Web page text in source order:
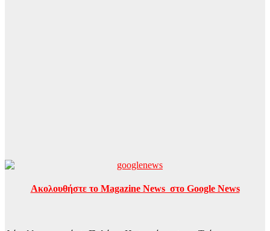
Ακολουθήστε το Magazine News στο Google News